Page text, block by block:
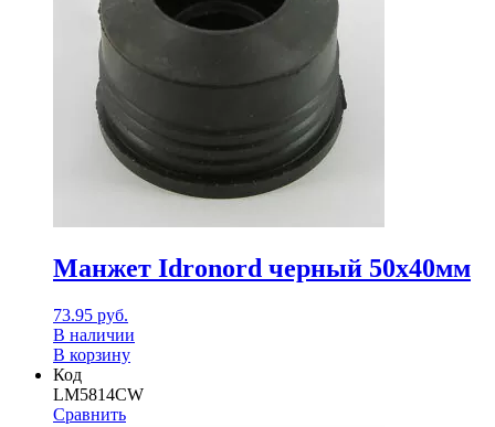
Манжет Idronord черный 50х40мм
73.95 руб.
В наличии
В корзину
Код
LM5814CW
Сравнить